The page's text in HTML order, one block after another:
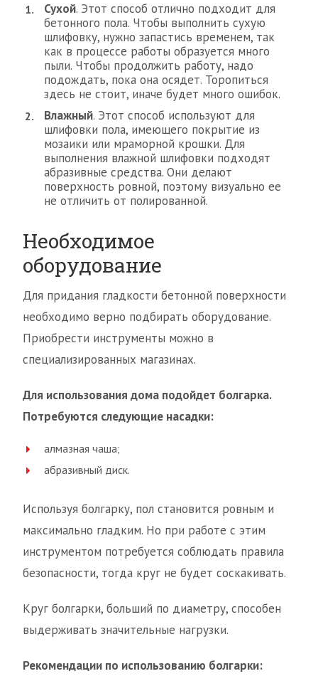
Сухой. Этот способ отлично подходит для
бетонного пола. Чтобы выполнить сухую
шлифовку, нужно запастись временем, так
как в процессе работы образуется много
пыли. Чтобы продолжить работу, надо
подождать, пока она осядет. Торопиться
здесь не стоит, иначе будет много ошибок.
Влажный. Этот способ используют для
шлифовки пола, имеющего покрытие из
мозаики или мраморной крошки. Для
выполнения влажной шлифовки подходят
абразивные средства. Они делают
поверхность ровной, поэтому визуально ее
не отличить от полированной.
Необходимое
оборудование
Для придания гладкости бетонной поверхности
необходимо верно подбирать оборудование.
Приобрести инструменты можно в
специализированных магазинах.
Для использования дома подойдет болгарка.
Потребуются следующие насадки:
алмазная чаша;
абразивный диск.
Используя болгарку, пол становится ровным и
максимально гладким. Но при работе с этим
инструментом потребуется соблюдать правила
безопасности, тогда круг не будет соскакивать.
Круг болгарки, больший по диаметру, способен
выдерживать значительные нагрузки.
Рекомендации по использованию болгарки: